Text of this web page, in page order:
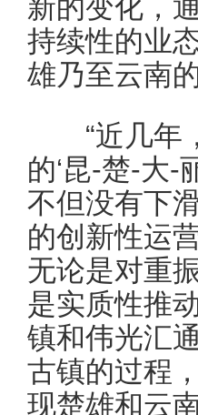
新的变化，
持续性的业
雄乃至云南
“近几年，
的‘昆-楚-大-
不但没有下
的创新性运
无论是对重
是实质性推
镇和伟光汇
古镇的过程
现楚雄和云